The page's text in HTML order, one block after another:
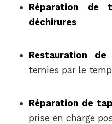
Réparation de
déchirures
Restauration
ternies par le
Réparation de
prise en charge